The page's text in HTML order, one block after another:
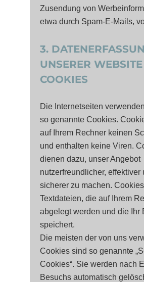
Zusendung von
etwa durch Spam-E-Mails,
3.
UNSERER WEBSITE
COOKIES
Die Internetseiten
so genannte Cookies.
auf Ihrem Rechner keinen
und enthalten keine Viren.
dienen dazu, unser Angebot
nutzerfreundlicher, effektiver
sicherer zu machen.
Textdateien, die auf Ihrem
abgelegt werden und die Ihr
speichert.
Die meisten der von uns
Cookies sind so genannte
Cookies“. Sie werden nach
Besuchs automatisch